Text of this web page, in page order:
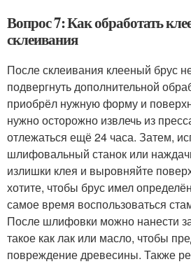
Вопрос 7: Как обработать
склеивания
После склеивания клееный брус
подвергнуть дополнительной
приобрёл нужную форму и
нужно осторожно извлечь из
отлежаться ещё 24 часа. Затем,
шлифовальный станок или
излишки клея и выровняйте
хотите, чтобы брус имел
самое время воспользоваться
После шлифовки можно нанести
такое как лак или масло, чтобы
повреждение древесины. Также